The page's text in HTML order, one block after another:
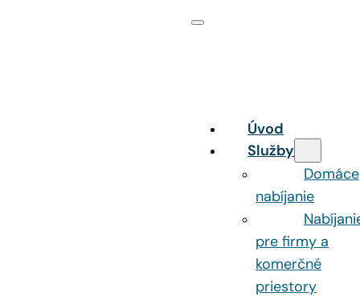
Úvod
Služby
Domáce
nabíjanie
pre firmy a
komerčné
priestory